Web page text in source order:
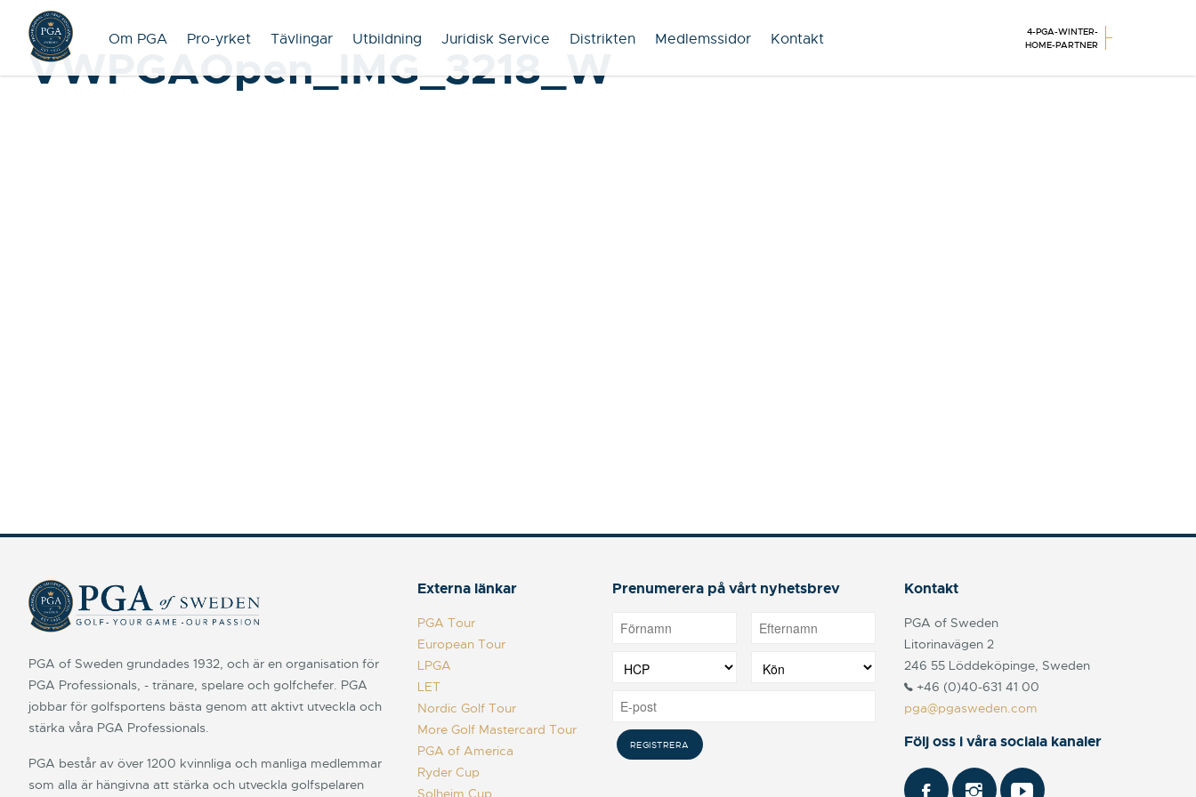
Om PGA Pro-yrket Tävlingar Utbildning Juridisk Service Distrikten Medlemssidor Kontakt
4-PGA-WINTER-
HOME-PARTNER
VWPGAOpen_IMG_3218_W
PGA of Sweden grundades 1932, och är en organisation för
PGA Professionals, - tränare, spelare och golfchefer. PGA
jobbar för golfsportens bästa genom att aktivt utveckla och
stärka våra PGA Professionals.
PGA består av över 1200 kvinnliga och manliga medlemmar
som alla är hängivna att stärka och utveckla golfspelaren
Externa länkar
PGA Tour
European Tour
LPGA
LET
Nordic Golf Tour
More Golf Mastercard Tour
PGA of America
Ryder Cup
Solheim Cup
Prenumerera på vårt nyhetsbrev Kontakt
PGA of Sweden
Litorinavägen 2
246 55 Löddeköpinge, Sweden
+46 (0)40-631 41 00
pga@pgasweden.com
Följ oss i våra sociala kanaler